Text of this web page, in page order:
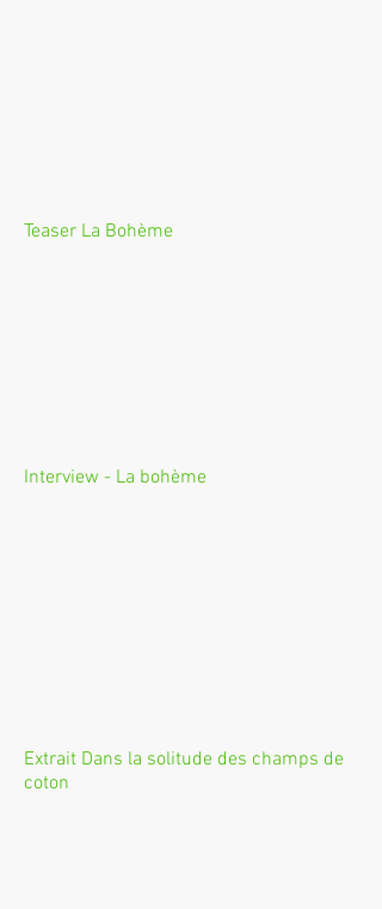
Teaser La Bohème
Interview - La bohème
Extrait Dans la solitude des champs de
coton